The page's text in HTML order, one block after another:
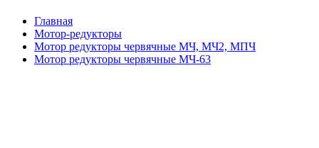
Главная
Мотор-редукторы
Мотор редукторы червячные МЧ, МЧ2, МПЧ
Мотор редукторы червячные МЧ-63